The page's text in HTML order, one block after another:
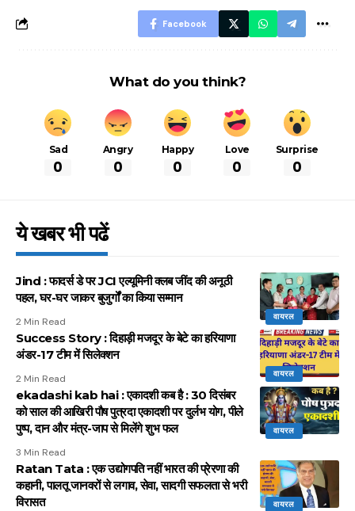
Facebook
What do you think?
Sad
0
Angry
0
Happy
0
Love
0
Surprise
0
ये खबर भी पढें
वायरल
Jind : फादर्स डे पर JCI एल्यूमिनी क्लब जींद की अनूठी
पहल, घर-घर जाकर बुजुर्गों का किया सम्मान
2 Min Read
वायरल
Success Story : दिहाड़ी मजदूर के बेटे का हरियाणा
अंडर-17 टीम में सिलेक्शन
2 Min Read
वायरल
ekadashi kab hai : एकादशी कब है : 30 दिसंबर
को साल की आखिरी पौष पुत्रदा एकादशी पर दुर्लभ योग, पीले
पुष्प, दान और मंत्र-जाप से मिलेंगे शुभ फल
3 Min Read
वायरल
Ratan Tata : एक उद्योगपति नहीं भारत की प्रेरणा की
कहानी, पालतू जानवरों से लगाव, सेवा, सादगी सफलता से भरी
विरासत